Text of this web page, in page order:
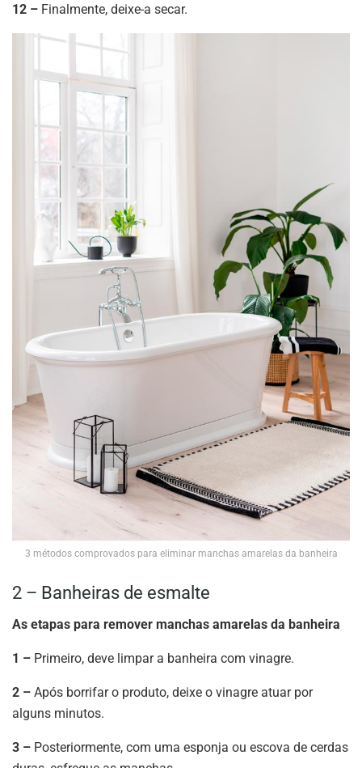
12 – Finalmente, deixe-a secar.
3 métodos comprovados para eliminar manchas amarelas da banheira
2 – Banheiras de esmalte
As etapas para remover manchas amarelas da banheira
1 – Primeiro, deve limpar a banheira com vinagre.
2 – Após borrifar o produto, deixe o vinagre atuar por
alguns minutos.
3 – Posteriormente, com uma esponja ou escova de cerdas